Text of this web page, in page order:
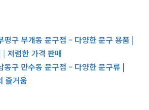
평구 부개동 문구점 – 다양한 문구 용품 |
저렴한 가격 판매
동구 만수동 문구점 – 다양한 문구류 |
즐거움